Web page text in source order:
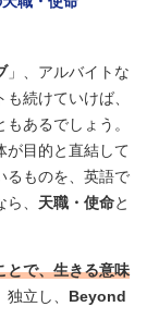
」、アルバイトな
続けていけば、
あるでしょう。
が目的と直結して
るものを、英語で
、 天職・使命と
とで、生きる意味
立し、 Beyond